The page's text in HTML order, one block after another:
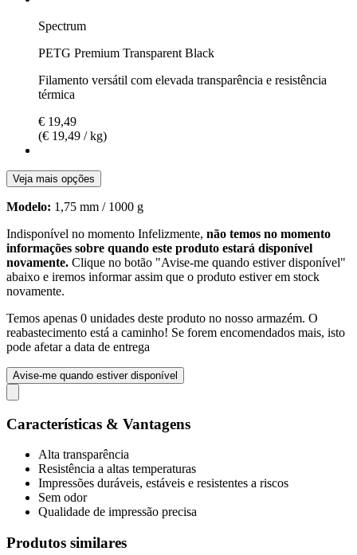
Spectrum
PETG Premium Transparent Black
Filamento versátil com elevada transparência e resistência
térmica
€ 19,49
(€ 19,49 / kg)
Veja mais opções
Modelo: 1,75 mm / 1000 g
Indisponível no momento Infelizmente, não temos no momento
informações sobre quando este produto estará disponível
novamente. Clique no botão "Avise-me quando estiver disponível"
abaixo e iremos informar assim que o produto estiver em stock
novamente.
Temos apenas 0 unidades deste produto no nosso armazém. O
reabastecimento está a caminho! Se forem encomendados mais, isto
pode afetar a data de entrega
Avise-me quando estiver disponível
Características & Vantagens
Alta transparência
Resistência a altas temperaturas
Impressões duráveis, estáveis e resistentes a riscos
Sem odor
Qualidade de impressão precisa
Produtos similares